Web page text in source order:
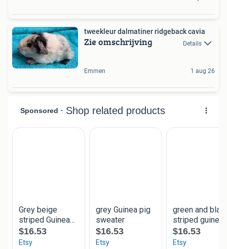
tweekleur dalmatiner ridgeback cavia
Zie omschrijving Details
Emmen 1 aug 26